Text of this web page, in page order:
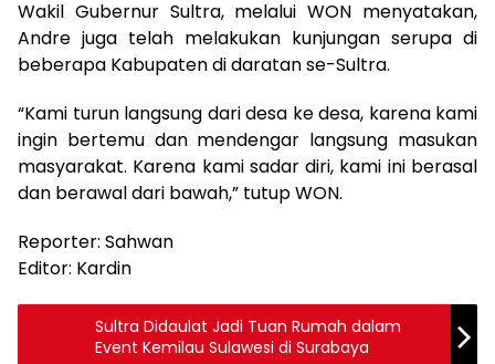
Wakil Gubernur Sultra, melalui WON menyatakan,
Andre juga telah melakukan kunjungan serupa di
beberapa Kabupaten di daratan se-Sultra.
“Kami turun langsung dari desa ke desa, karena kami
ingin bertemu dan mendengar langsung masukan
masyarakat. Karena kami sadar diri, kami ini berasal
dan berawal dari bawah,” tutup WON.
Reporter: Sahwan
Editor: Kardin
Sultra Didaulat Jadi Tuan Rumah dalam
Event Kemilau Sulawesi di Surabaya